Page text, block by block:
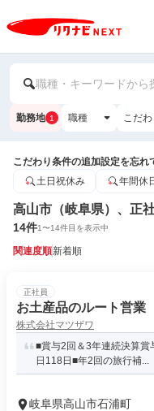
職種・キーワードから
勤務地 1 職種 こだ
こだわり条件の追加設定を忘れ
土日祝休み
年間休
高山市（岐阜県）、正
14件1〜14件目を表示中
関連度順新着順
正社員
お土産品のルート営業
株式会社マツザワ
■賞与2回＆3年連続決算賞
日118日■年2回の旅行補...
岐阜県高山市石浦町